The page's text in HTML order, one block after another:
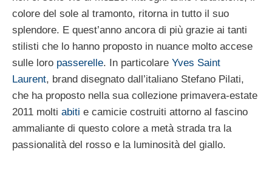
colore del sole al tramonto, ritorna in tutto il suo
splendore. E quest’anno ancora di più grazie ai tanti
stilisti che lo hanno proposto in nuance molto accese
sulle loro passerelle. In particolare Yves Saint
Laurent, brand disegnato dall’italiano Stefano Pilati,
che ha proposto nella sua collezione primavera-estate
2011 molti abiti e camicie costruiti attorno al fascino
ammaliante di questo colore a metà strada tra la
passionalità del rosso e la luminosità del giallo.